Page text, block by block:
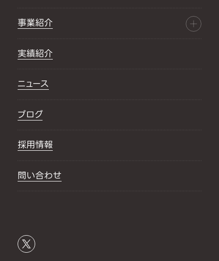
事業紹介
実績紹介
ニュース
ブログ
採用情報
問い合わせ